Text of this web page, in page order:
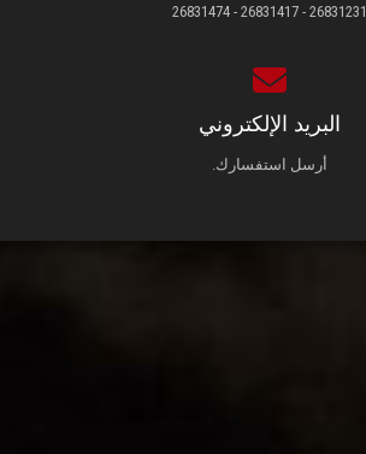
26831231 - 26831417 - 26831474
البريد الإلكتروني
أرسل استفسارك.